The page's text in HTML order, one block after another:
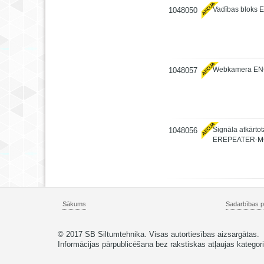
1048050 Vadības bloks
1048057 Webkamera
1048056
Signāla
EREPEATER-
Sākums Sadarbības
© 2017 SB Siltumtehnika. Visas autortiesības aizsargātas.
Informācijas pārpublicēšana bez rakstiskas atļaujas